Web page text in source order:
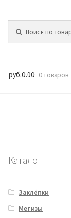
руб.0.00 0 товаров
Каталог
Заклёпки
Метизы